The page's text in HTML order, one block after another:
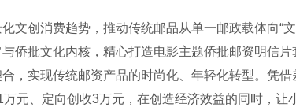
创消费趋势，推动传统邮品从单一邮政载体向“文
侨批文化内核，精心打造电影主题侨批邮资明信
，实现传统邮资产品的时尚化、年轻化转型。凭
元、定向创收3万元，在创造经济效益的同时，让